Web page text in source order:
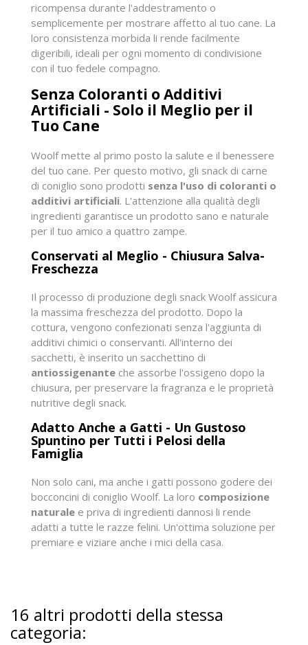
ricompensa durante l'addestramento o
semplicemente per mostrare affetto al tuo cane. La
loro consistenza morbida li rende facilmente
digeribili, ideali per ogni momento di condivisione
con il tuo fedele compagno.
Senza Coloranti o Additivi
Artificiali - Solo il Meglio per il
Tuo Cane
Woolf mette al primo posto la salute e il benessere
del tuo cane. Per questo motivo, gli snack di carne
di coniglio sono prodotti senza l'uso di coloranti o
additivi artificiali. L'attenzione alla qualità degli
ingredienti garantisce un prodotto sano e naturale
per il tuo amico a quattro zampe.
Conservati al Meglio - Chiusura Salva-
Freschezza
Il processo di produzione degli snack Woolf assicura
la massima freschezza del prodotto. Dopo la
cottura, vengono confezionati senza l'aggiunta di
additivi chimici o conservanti. All'interno dei
sacchetti, è inserito un sacchettino di
antiossigenante che assorbe l'ossigeno dopo la
chiusura, per preservare la fragranza e le proprietà
nutritive degli snack.
Adatto Anche a Gatti - Un Gustoso
Spuntino per Tutti i Pelosi della
Famiglia
Non solo cani, ma anche i gatti possono godere dei
bocconcini di coniglio Woolf. La loro composizione
naturale e priva di ingredienti dannosi li rende
adatti a tutte le razze felini. Un'ottima soluzione per
premiare e viziare anche i mici della casa.
16 altri prodotti della stessa
categoria: